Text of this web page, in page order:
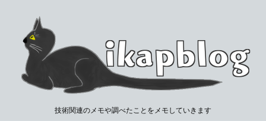
技術関連のメモや調べたことをメモしていきます